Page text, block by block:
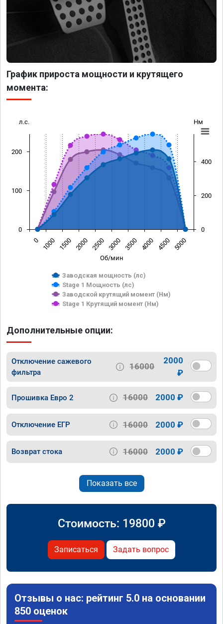
График прироста мощности и крутящего
момента:
Об/мин
л.с. Нм
Заводская мощность (лс)
Stage 1 Мощность (лс)
Заводской крутящий момент (Нм)
Stage 1 Крутящий момент (Нм)
0 1000 1500 2000 2500 3000 3500 4000 4500 5000
0
100
200
0
200
400
Дополнительные опции:
Отключение сажевого
фильтра
16000
2000
₽
Прошивка Евро 2 16000 2000 ₽
Отключение ЕГР 16000 2000 ₽
Возврат стока 16000 2000 ₽
Показать все
Стоимость: 19800 ₽
Записаться Задать вопрос
Отзывы о нас: рейтинг 5.0 на основании
850 оценок